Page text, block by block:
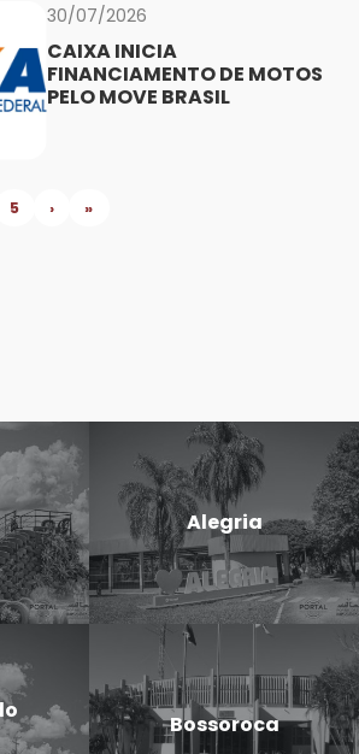
30/07/2026
CAIXA INICIA
FINANCIAMENTO DE MOTOS
PELO MOVE BRASIL
5 › »
Alegria
Bossoroca